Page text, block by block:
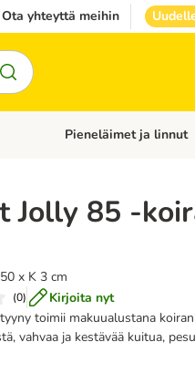
Ota yhteyttä meihin
Kissan tarvikkeetAvaa kategoriavalikko:
Pieneläimet ja linnut
Jolly 85 -
x K 3 cm
(0)
Kirjoita nyt
toimii makuualustana
vahvaa ja kestävää kuitua,